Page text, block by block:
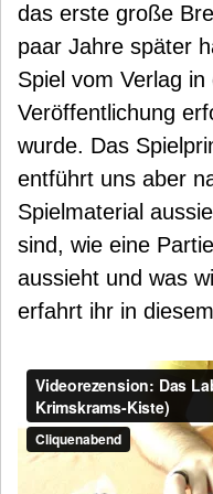
das erste große
paar Jahre später
Spiel vom Verlag
Veröffentlichung
wurde. Das
entführt uns aber
Spielmaterial
sind, wie eine
aussieht und was
erfahrt ihr in